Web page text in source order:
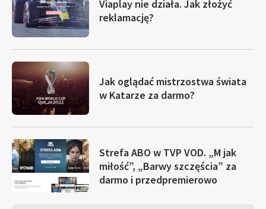
Viaplay nie działa. Jak złożyć
reklamację?
Jak oglądać mistrzostwa świata
w Katarze za darmo?
Strefa ABO w TVP VOD. „M jak
miłość”, „Barwy szczęścia” za
darmo i przedpremierowo